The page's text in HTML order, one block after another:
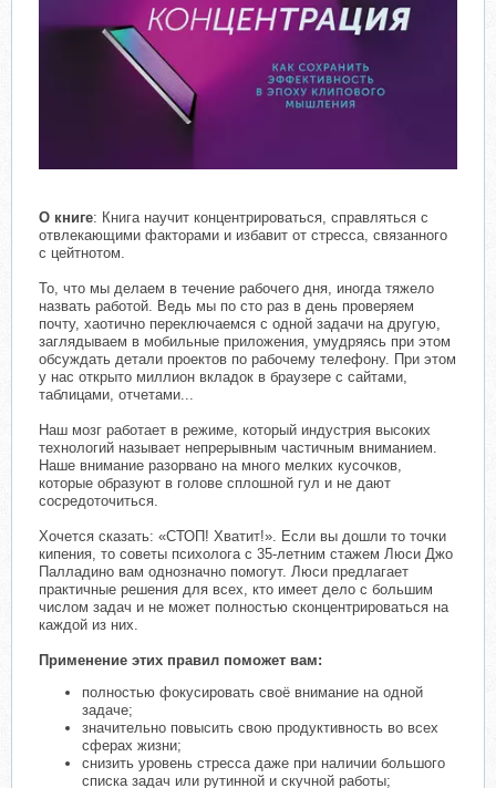
О книге: Книга научит концентрироваться, справляться с
отвлекающими факторами и избавит от стресса, связанного
с цейтнотом.
То, что мы делаем в течение рабочего дня, иногда тяжело
назвать работой. Ведь мы по сто раз в день проверяем
почту, хаотично переключаемся с одной задачи на другую,
заглядываем в мобильные приложения, умудряясь при этом
обсуждать детали проектов по рабочему телефону. При этом
у нас открыто миллион вкладок в браузере с сайтами,
таблицами, отчетами...
Наш мозг работает в режиме, который индустрия высоких
технологий называет непрерывным частичным вниманием.
Наше внимание разорвано на много мелких кусочков,
которые образуют в голове сплошной гул и не дают
сосредоточиться.
Хочется сказать: «СТОП! Хватит!». Если вы дошли то точки
кипения, то советы психолога с 35-летним стажем Люси Джо
Палладино вам однозначно помогут. Люси предлагает
практичные решения для всех, кто имеет дело с большим
числом задач и не может полностью сконцентрироваться на
каждой из них.
Применение этих правил поможет вам:
полностью фокусировать своё внимание на одной
задаче;
значительно повысить свою продуктивность во всех
сферах жизни;
снизить уровень стресса даже при наличии большого
списка задач или рутинной и скучной работы;